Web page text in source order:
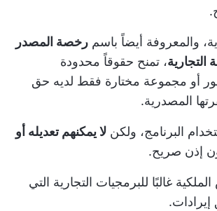
والمعروفة أيضاً باسم رخصة المصدر
التجارية، تمنح حقوقاً محدودة
أو مجموعة مختارة فقط لديه حق
المصدرية.
البرنامج، ولكن لا يمكنهم تعديله أو
إذن صريح.
غالبًا للبرمجيات التجارية التي